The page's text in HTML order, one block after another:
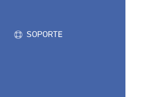
SOPORTE